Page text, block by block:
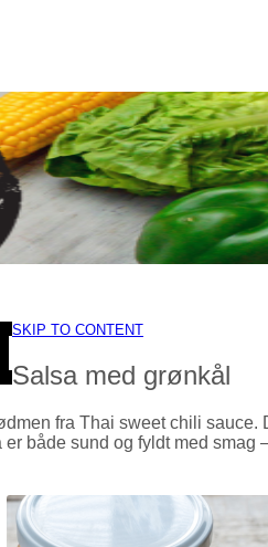
SKIP TO CONTENT
Salsa med grønkål
fra Thai sweet chili sauce.
både sund og fyldt med smag